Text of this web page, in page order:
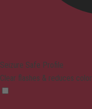
Seizure Safe Profile
Clear flashes & reduces color